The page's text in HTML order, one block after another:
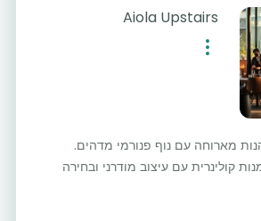
Aiola Upstairs
מארוחה עם נוף פנורמי מדהים.
קולינרית עם עיצוב מודרני ובחירה